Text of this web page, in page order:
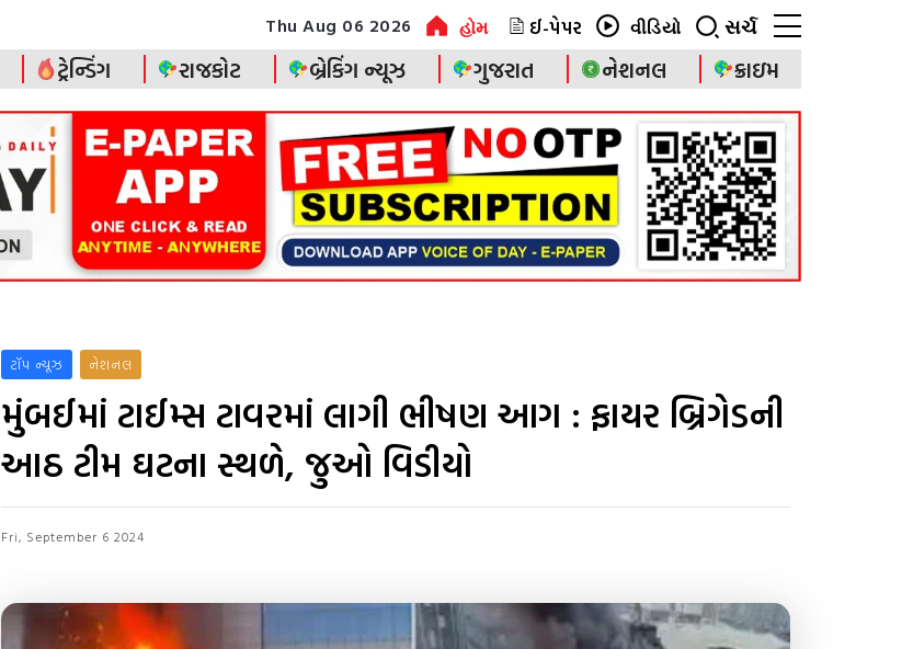
Thu Aug 06 2026 હોમ ઈ-પેપર વીડિયો સર્ચ
ટ્રેન્ડિંગ રાજકોટ બ્રેકિંગ ન્યૂઝ ગુજરાત નેશનલ ક્રાઇમ
ટૉપ ન્યૂઝ નેશનલ
મુંબઈમાં ટાઈમ્સ ટાવરમાં લાગી ભીષણ આગ : ફાયર બ્રિગેડની
આઠ ટીમ ઘટના સ્થળે, જુઓ વિડીયો
Fri, September 6 2024